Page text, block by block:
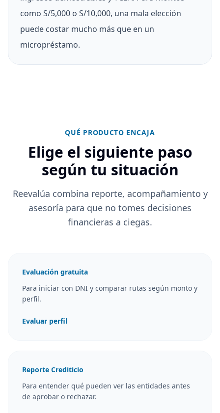
como S/5,000 o S/10,000, una mala elección
puede costar mucho más que en un
micropréstamo.
QUÉ PRODUCTO ENCAJA
Elige el siguiente paso
según tu situación
Reevalúa combina reporte, acompañamiento y
asesoría para que no tomes decisiones
financieras a ciegas.
Evaluación gratuita
Para iniciar con DNI y comparar rutas según monto y
perfil.
Evaluar perfil
Reporte Crediticio
Para entender qué pueden ver las entidades antes
de aprobar o rechazar.